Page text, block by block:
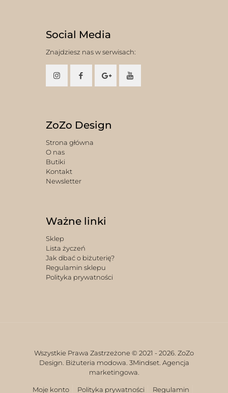
Social Media
Znajdziesz nas w serwisach:
ZoZo Design
Strona główna
O nas
Butiki
Kontakt
Newsletter
Ważne linki
Sklep
Lista życzeń
Jak dbać o biżuterię?
Regulamin sklepu
Polityka prywatności
Wszystkie Prawa Zastrzeżone © 2021 - 2026. ZoZo
Design. Biżuteria modowa. 3Mindset. Agencja
marketingowa.
Moje konto Polityka prywatności Regulamin